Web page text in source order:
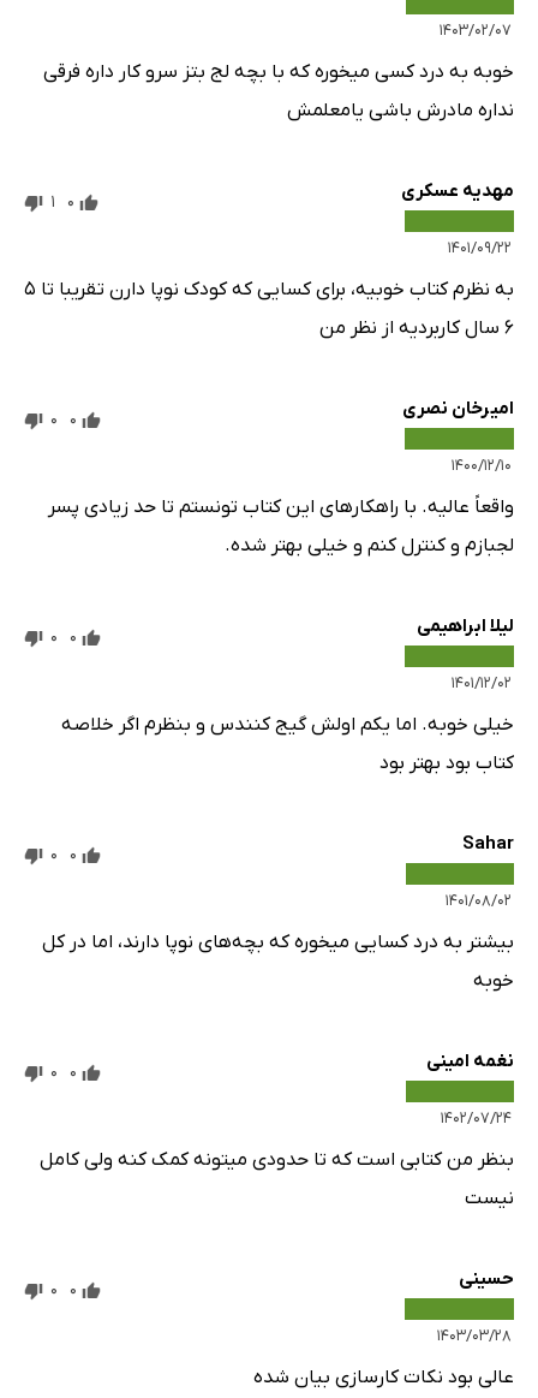
۱۴۰۳/۰۲/۰۷
خوبه به درد کسی میخوره که با بچه لج بتز سرو کار داره فرقی
نداره مادرش باشی یامعلمش
مهدیه عسکری
۱۴۰۱/۰۹/۲۲
0
1
به نظرم کتاب خوبیه، برای کسایی که کودک نوپا دارن تقریبا تا ۵
۶ سال کاربردیه از نظر من
امیرخان نصری
۱۴۰۰/۱۲/۱۰
0
0
واقعاً عالیه. با راهکارهای این کتاب تونستم تا حد زیادی پسر
لجبازم و کنترل کنم و خیلی بهتر شده.
لیلا ابراهیمی
۱۴۰۱/۱۲/۰۲
0
0
خیلی خوبه. اما یکم اولش گیج کنندس و بنظرم اگر خلاصه
کتاب بود بهتر بود
Sahar
۱۴۰۱/۰۸/۰۲
0
0
بیشتر به درد کسایی میخوره که بچه‌های نوپا دارند، اما در کل
خوبه
نغمه امینی
۱۴۰۲/۰۷/۲۴
0
0
بنظر من کتابی است که تا حدودی میتونه کمک کنه ولی کامل
نیست
حسینی
۱۴۰۳/۰۳/۲۸
0
0
عالی بود نکات کارسازی بیان شده